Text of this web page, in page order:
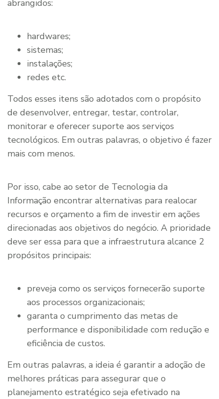
abrangidos:
hardwares;
sistemas;
instalações;
redes etc.
Todos esses itens são adotados com o propósito
de desenvolver, entregar, testar, controlar,
monitorar e oferecer suporte aos serviços
tecnológicos. Em outras palavras, o objetivo é fazer
mais com menos.
Por isso, cabe ao setor de Tecnologia da
Informação encontrar alternativas para realocar
recursos e orçamento a fim de investir em ações
direcionadas aos objetivos do negócio. A prioridade
deve ser essa para que a infraestrutura alcance 2
propósitos principais:
preveja como os serviços fornecerão suporte
aos processos organizacionais;
garanta o cumprimento das metas de
performance e disponibilidade com redução e
eficiência de custos.
Em outras palavras, a ideia é garantir a adoção de
melhores práticas para assegurar que o
planejamento estratégico seja efetivado na